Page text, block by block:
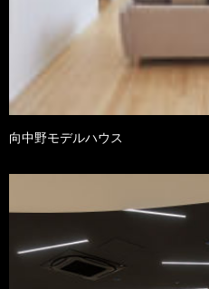
向中野モデルハウス